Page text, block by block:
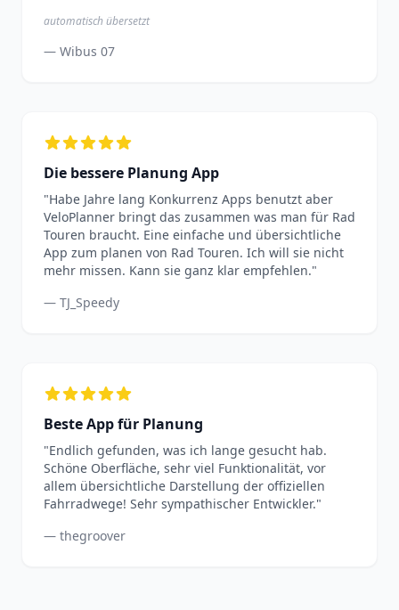
automatisch übersetzt
— Wibus 07
Die bessere Planung App
"Habe Jahre lang Konkurrenz Apps benutzt aber
VeloPlanner bringt das zusammen was man für Rad
Touren braucht. Eine einfache und übersichtliche
App zum planen von Rad Touren. Ich will sie nicht
mehr missen. Kann sie ganz klar empfehlen."
— TJ_Speedy
Beste App für Planung
"Endlich gefunden, was ich lange gesucht hab.
Schöne Oberfläche, sehr viel Funktionalität, vor
allem übersichtliche Darstellung der offiziellen
Fahrradwege! Sehr sympathischer Entwickler."
— thegroover